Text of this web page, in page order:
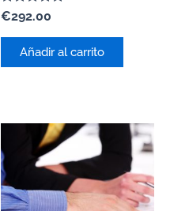
Valorado
0
€292.00
Añadir al carrito